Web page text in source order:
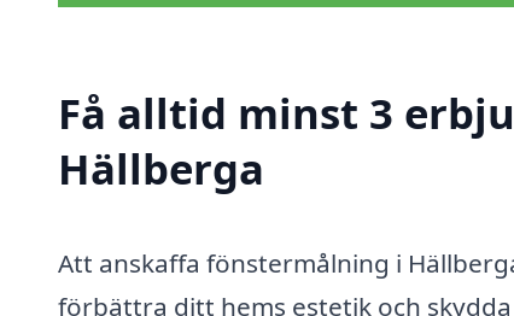
Få alltid minst 3
Hällberga
Att anskaffa fönstermålning i
förbättra ditt hems estetik och